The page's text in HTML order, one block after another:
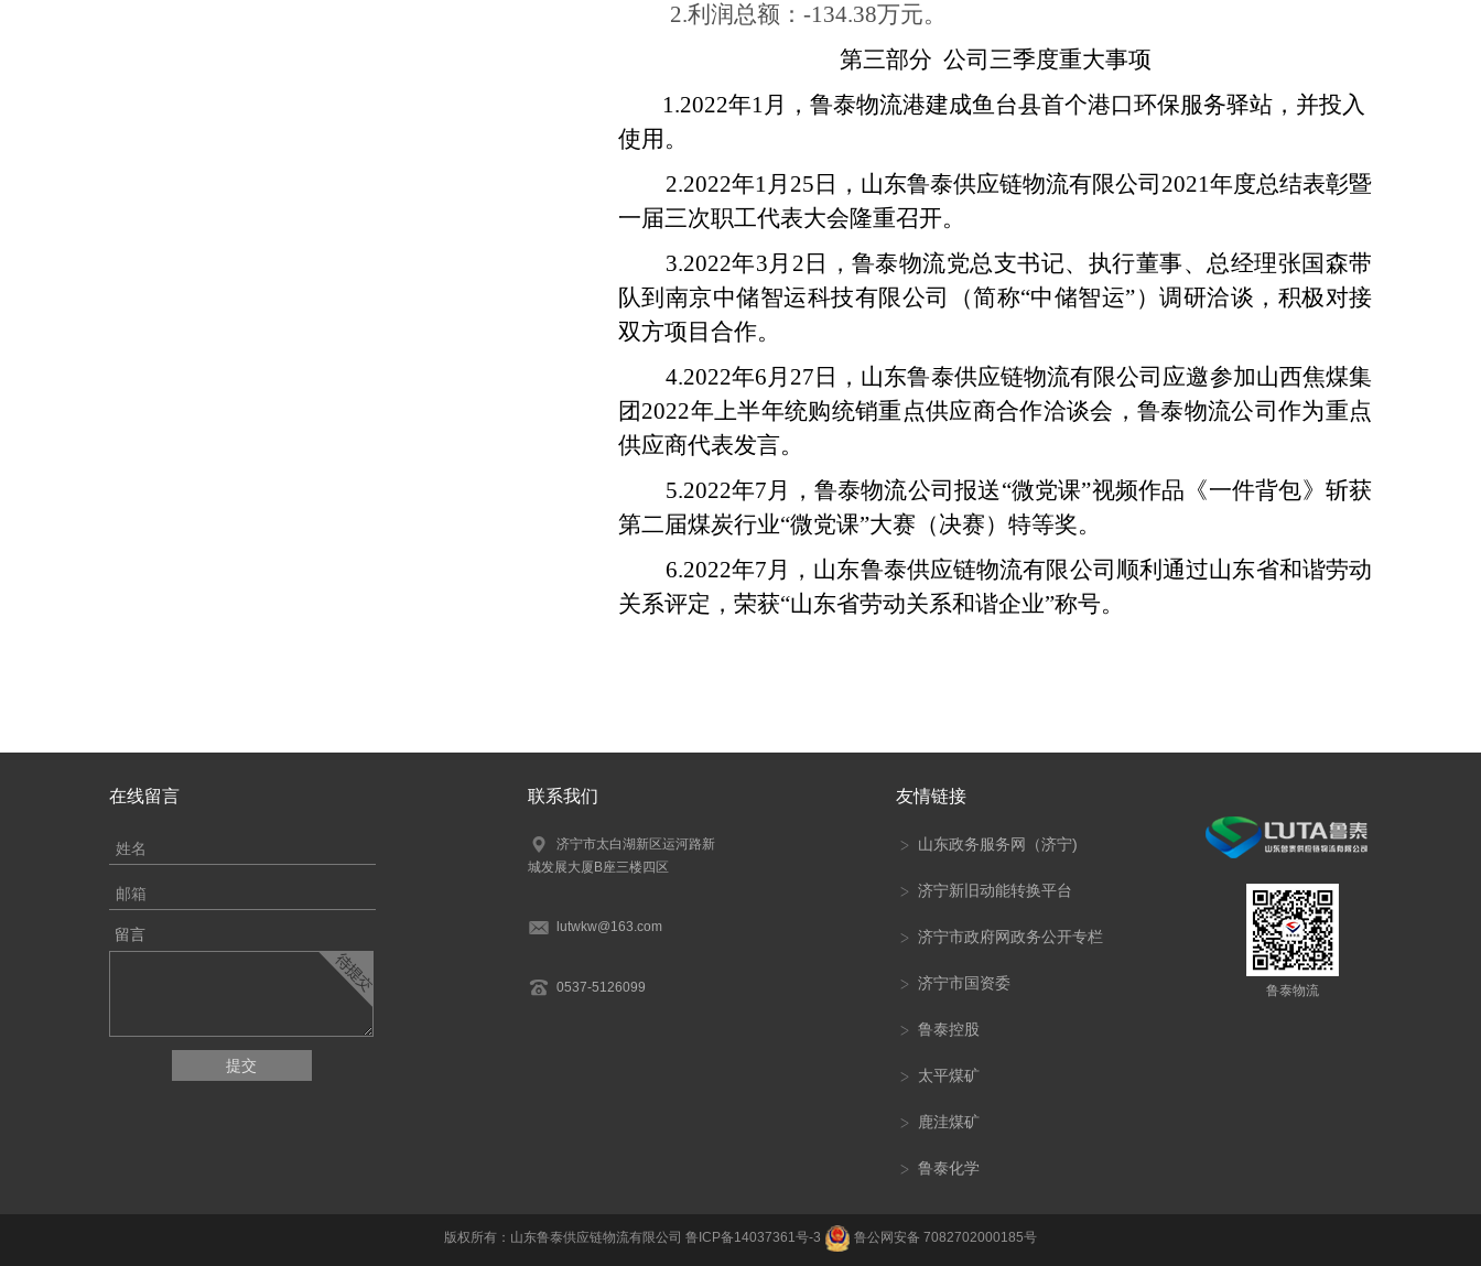
2.利润总额：-134.38万元。
第三部分 公司三季度重大事项
1.2022年1月，鲁泰物流港建成鱼台县首个港口环保服务驿站，并投入
使用。
2.2022年1月 25 日，山东鲁泰供应链物流有限公司 2021年度总结表彰暨
一届三次职工代表大会隆重召开。
3.2022年3月 2 日，鲁泰物流党总支书记、执行董事、总经理张国森带
队到南京中储智运科技有限公司（简称“中储智运”）调研洽谈，积极对接
双方项目合作。
4.2022年6月 27 日，山东鲁泰供应链物流有限公司应邀参加山西焦煤集
团2022年上半年统购统销重点供应商合作洽谈会，鲁泰物流公司作为重点
供应商代表发言。
5.2022年7月，鲁泰物流公司报送“微党课”视频作品《一件背包》斩获
第二届煤炭行业“微党课”大赛（决赛）特等奖。
6.2022年7月，山东鲁泰供应链物流有限公司顺利通过山东省和谐劳动
关系评定，荣获“山东省劳动关系和谐企业”称号。
在线留言
留言
提交
联系我们
济宁市太白湖新区运河路新
城发展大厦B座三楼四区
lutwkw@163.com
0537-5126099
友情链接
山东政务服务网（济宁)
济宁新旧动能转换平台
济宁市政府网政务公开专栏
济宁市国资委
鲁泰控股
太平煤矿
鹿洼煤矿
鲁泰化学
鲁泰物流
版权所有：山东鲁泰供应链物流有限公司 鲁ICP备14037361号-3 鲁公网安备 7082702000185号